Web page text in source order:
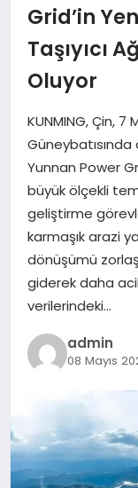
TEKNOLOJI
YAŞAM
Grid’in
Taşıyıcı
Oluyor
KUNMING, Çin, 7
Yunnan Power
büyük ölçekli
geliştirme
karmaşık arazi
dönüşümü
giderek daha
verilerindeki…
admin
08 Mayıs